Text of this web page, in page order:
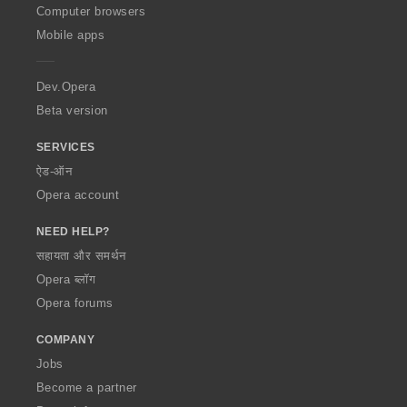
O
p
a
Computer browsers
Mobile apps
Dev.Opera
Beta version
SERVICES
ऐड-ऑन
Opera account
NEED HELP?
सहायता और समर्थन
Opera ब्लॉग
Opera forums
COMPANY
Jobs
Become a partner